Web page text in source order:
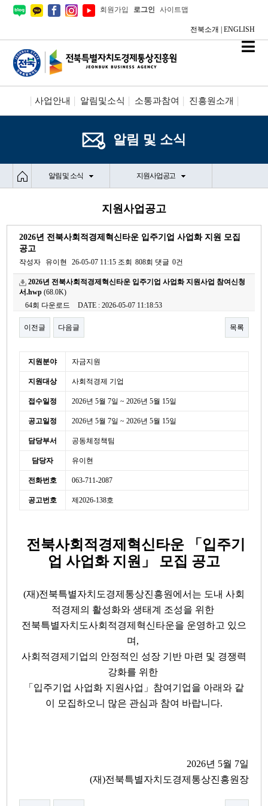
회원가입 로그인 사이트맵
전북소개 ENGLISH
사업안내 알림및소식 소통과참여 진흥원소개
알림 및 소식
알림 및 소식 지원사업공고
지원사업공고
2026년 전북사회적경제혁신타운 입주기업 사업화 지원 모집
공고
작성자 유이현 26-05-07 11:15 조회 808회 댓글 0건
2026년 전북사회적경제혁신타운 입주기업 사업화 지원사업 참여신청
서.hwp (68.0K)
64회 다운로드
DATE : 2026-05-07 11:18:53
이전글 다음글 목록
본문
지원분야 자금지원
지원대상 사회적경제 기업
접수일정 2026년 5월 7일 ~ 2026년 5월 15일
공고일정 2026년 5월 7일 ~ 2026년 5월 15일
담당부서 공동체정책팀
담당자 유이현
전화번호 063-711-2087
공고번호 제2026-138호
전북사회적경제혁신타운 「입주기
업 사업화 지원」 모집 공고
(재)전북특별자치도경제통상진흥원에서는 도내 사회
적경제의 활성화와 생태계 조성을 위한
전북특별자치도사회적경제혁신타운을 운영하고 있으
며,
사회적경제기업의 안정적인 성장 기반 마련 및 경쟁력
강화를 위한
「입주기업 사업화 지원사업」참여기업을 아래와 같
이 모집하오니 많은 관심과 참여 바랍니다.
2026년 5월 7일
(재)전북특별자치도경제통상진흥원장